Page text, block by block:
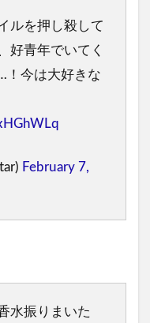
ルを押し殺して
好青年でいてく
！今は大好きな
February 7,
水振りまいた